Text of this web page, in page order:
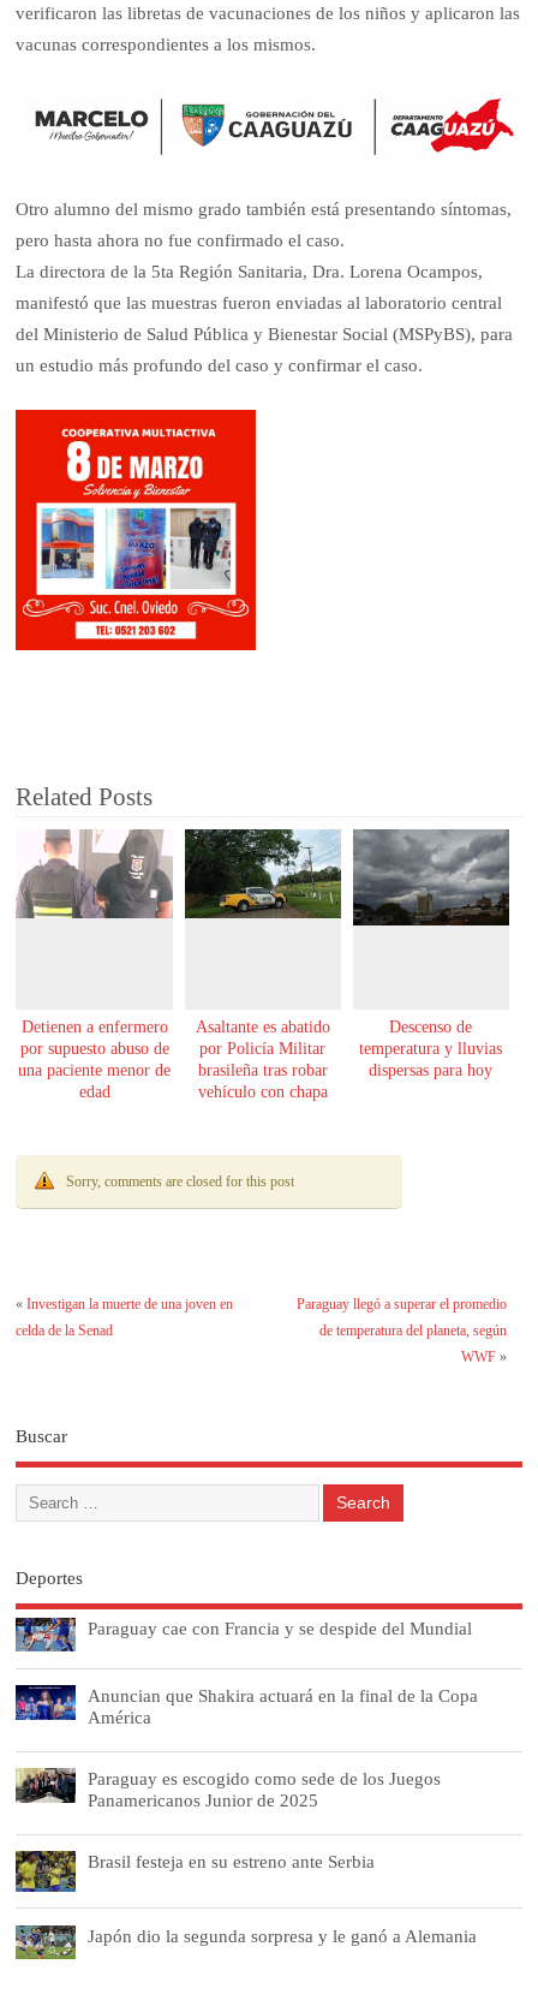
verificaron las libretas de vacunaciones de los niños y aplicaron las
vacunas correspondientes a los mismos.
Otro alumno del mismo grado también está presentando síntomas,
pero hasta ahora no fue confirmado el caso.
La directora de la 5ta Región Sanitaria, Dra. Lorena Ocampos,
manifestó que las muestras fueron enviadas al laboratorio central
del Ministerio de Salud Pública y Bienestar Social (MSPyBS), para
un estudio más profundo del caso y confirmar el caso.
Related Posts
Detienen a enfermero
por supuesto abuso de
una paciente menor de
edad
Asaltante es abatido
por Policía Militar
brasileña tras robar
vehículo con chapa
Descenso de
temperatura y lluvias
dispersas para hoy
Sorry, comments are closed for this post
«Investigan la muerte de una joven en
celda de la Senad
Paraguay llegó a superar el promedio
de temperatura del planeta, según
WWF»
Buscar
Deportes
Paraguay cae con Francia y se despide del Mundial
Anuncian que Shakira actuará en la final de la Copa
América
Paraguay es escogido como sede de los Juegos
Panamericanos Junior de 2025
Brasil festeja en su estreno ante Serbia
Japón dio la segunda sorpresa y le ganó a Alemania